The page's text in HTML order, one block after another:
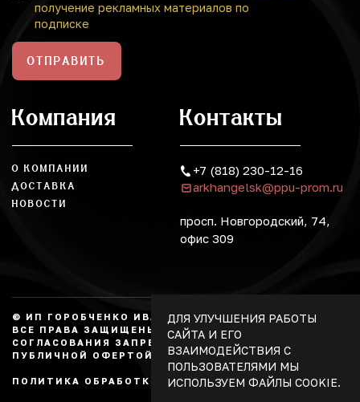
получение рекламных материалов по
подписке
ОТПРАВИТЬ
Компания
О КОМПАНИИ
ДОСТАВКА
НОВОСТИ
Контакты
+7 (818) 230-12-16
arkhangelsk@ppu-prom.ru
просп. Новгородский, 74,
офис 309
© ИП ГОРОБЧЕНКО ИВАН АЛЕКСАНДРОВИЧ, 2026.
ВСЕ ПРАВА ЗАЩИЩЕНЫ, КОПИРОВАНИЕ БЕЗ
СОГЛАСОВАНИЯ ЗАПРЕЩЕНО. НЕ ЯВЛЯЕТСЯ
ПУБЛИЧНОЙ ОФЕРТОЙ.
ПОЛИТИКА ОБРАБОТКИ ПЕРСОНАЛЬНЫХ ДАННЫХ
ДЛЯ УЛУЧШЕНИЯ РАБОТЫ
САЙТА И ЕГО
ВЗАИМОДЕЙСТВИЯ С
ПОЛЬЗОВАТЕЛЯМИ МЫ
ИСПОЛЬЗУЕМ ФАЙЛЫ COOKIE.